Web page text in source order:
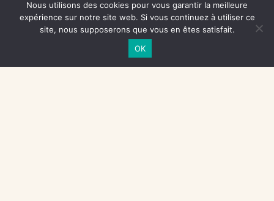
DIACRITIK
EN ATTENDANT NADEAU
Nous utilisons des cookies pour vous garantir la meilleure
expérience sur notre site web. Si vous continuez à utiliser ce
site, nous supposerons que vous en êtes satisfait.
OK